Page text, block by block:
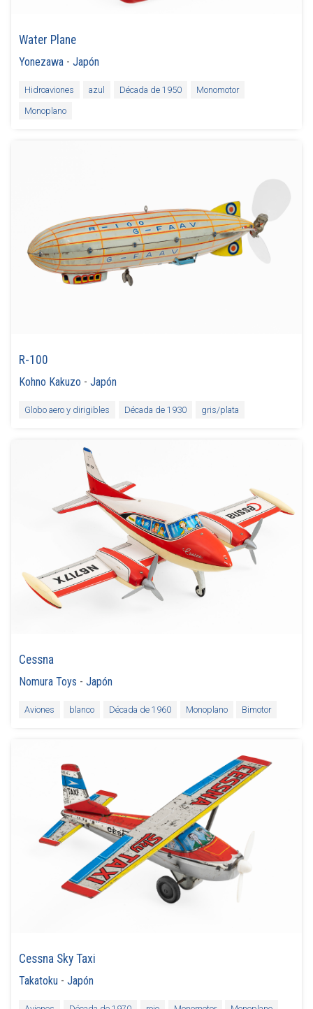
Water Plane
Yonezawa -Japón
Hidroaviones azul Década de 1950
Monomotor
Monoplano
R-100
Kohno Kakuzo -Japón
Globo aero y dirigibles Década de 1930 gris/plata
Cessna
Nomura Toys -Japón
Aviones blanco Década de 1960 Monoplano Bimotor
Cessna Sky Taxi
Takatoku -Japón